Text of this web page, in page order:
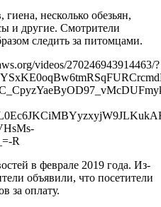
несколько обезьян,
и другие. Смотрители
следить за питомцами.
videos/270246943914463/?
R
в феврале 2019 года. Из-
объявили, что посетители
за оплату.